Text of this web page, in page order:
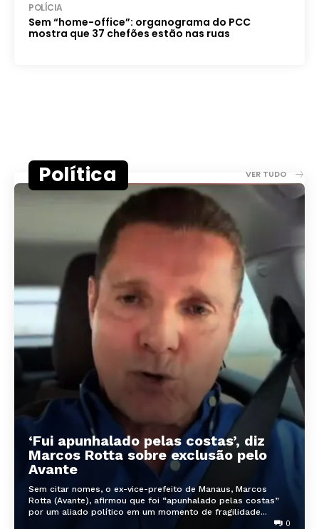
POLÍCIA
Sem “home-office”: organograma do PCC
mostra que 37 chefões estão nas ruas
VER TUDO
Política
‘Fui apunhalado pelas costas’, diz
Marcos Rotta sobre exclusão pelo
Avante
Sem citar nomes, o ex-vice-prefeito de Manaus, Marcos
Rotta (Avante), afirmou que foi “apunhalado pelas costas”
por um aliado político em um momento de fragilidade...
0